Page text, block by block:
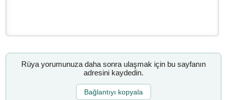
Rüya yorumunuza daha sonra ulaşmak için bu sayfanın
adresini kaydedin.
Bağlantıyı kopyala